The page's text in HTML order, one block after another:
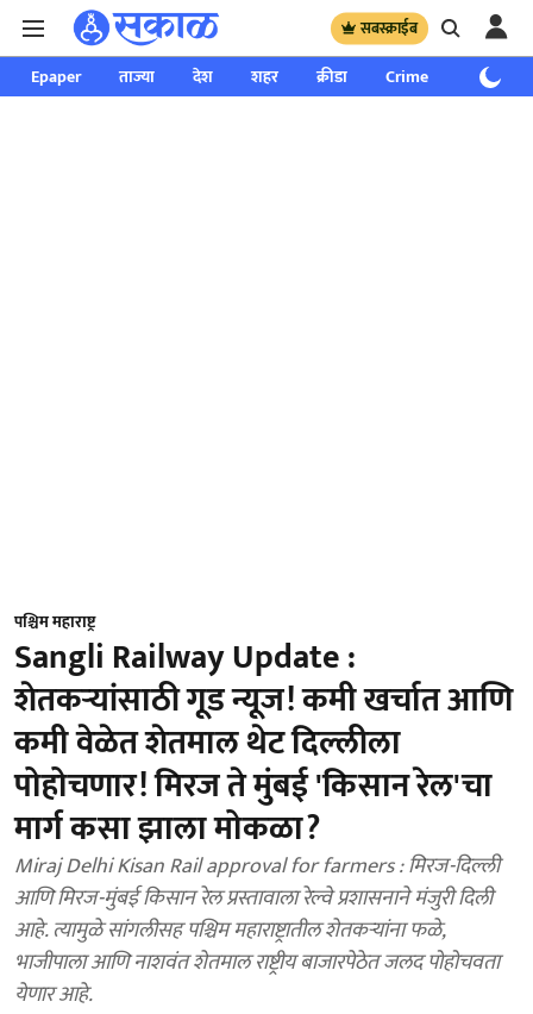
सबस्क्राईब
Epaper ताज्या देश शहर क्रीडा Crime साप्ताहिक
पश्चिम महाराष्ट्र
Sangli Railway Update :
शेतकऱ्यांसाठी गूड न्यूज! कमी खर्चात आणि
कमी वेळेत शेतमाल थेट दिल्लीला
पोहोचणार! मिरज ते मुंबई 'किसान रेल'चा
मार्ग कसा झाला मोकळा?
Miraj Delhi Kisan Rail approval for farmers : मिरज-दिल्ली
आणि मिरज-मुंबई किसान रेल प्रस्तावाला रेल्वे प्रशासनाने मंजुरी दिली
आहे. त्यामुळे सांगलीसह पश्चिम महाराष्ट्रातील शेतकऱ्यांना फळे,
भाजीपाला आणि नाशवंत शेतमाल राष्ट्रीय बाजारपेठेत जलद पोहोचवता
येणार आहे.